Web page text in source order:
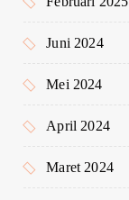
Juni 2024
Mei 2024
April 2024
Maret 2024